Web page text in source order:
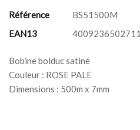
Référence
BS51500M
EAN13
4009236502711
Bobine bolduc satiné
Couleur : ROSE PALE
Dimensions : 500m x 7mm